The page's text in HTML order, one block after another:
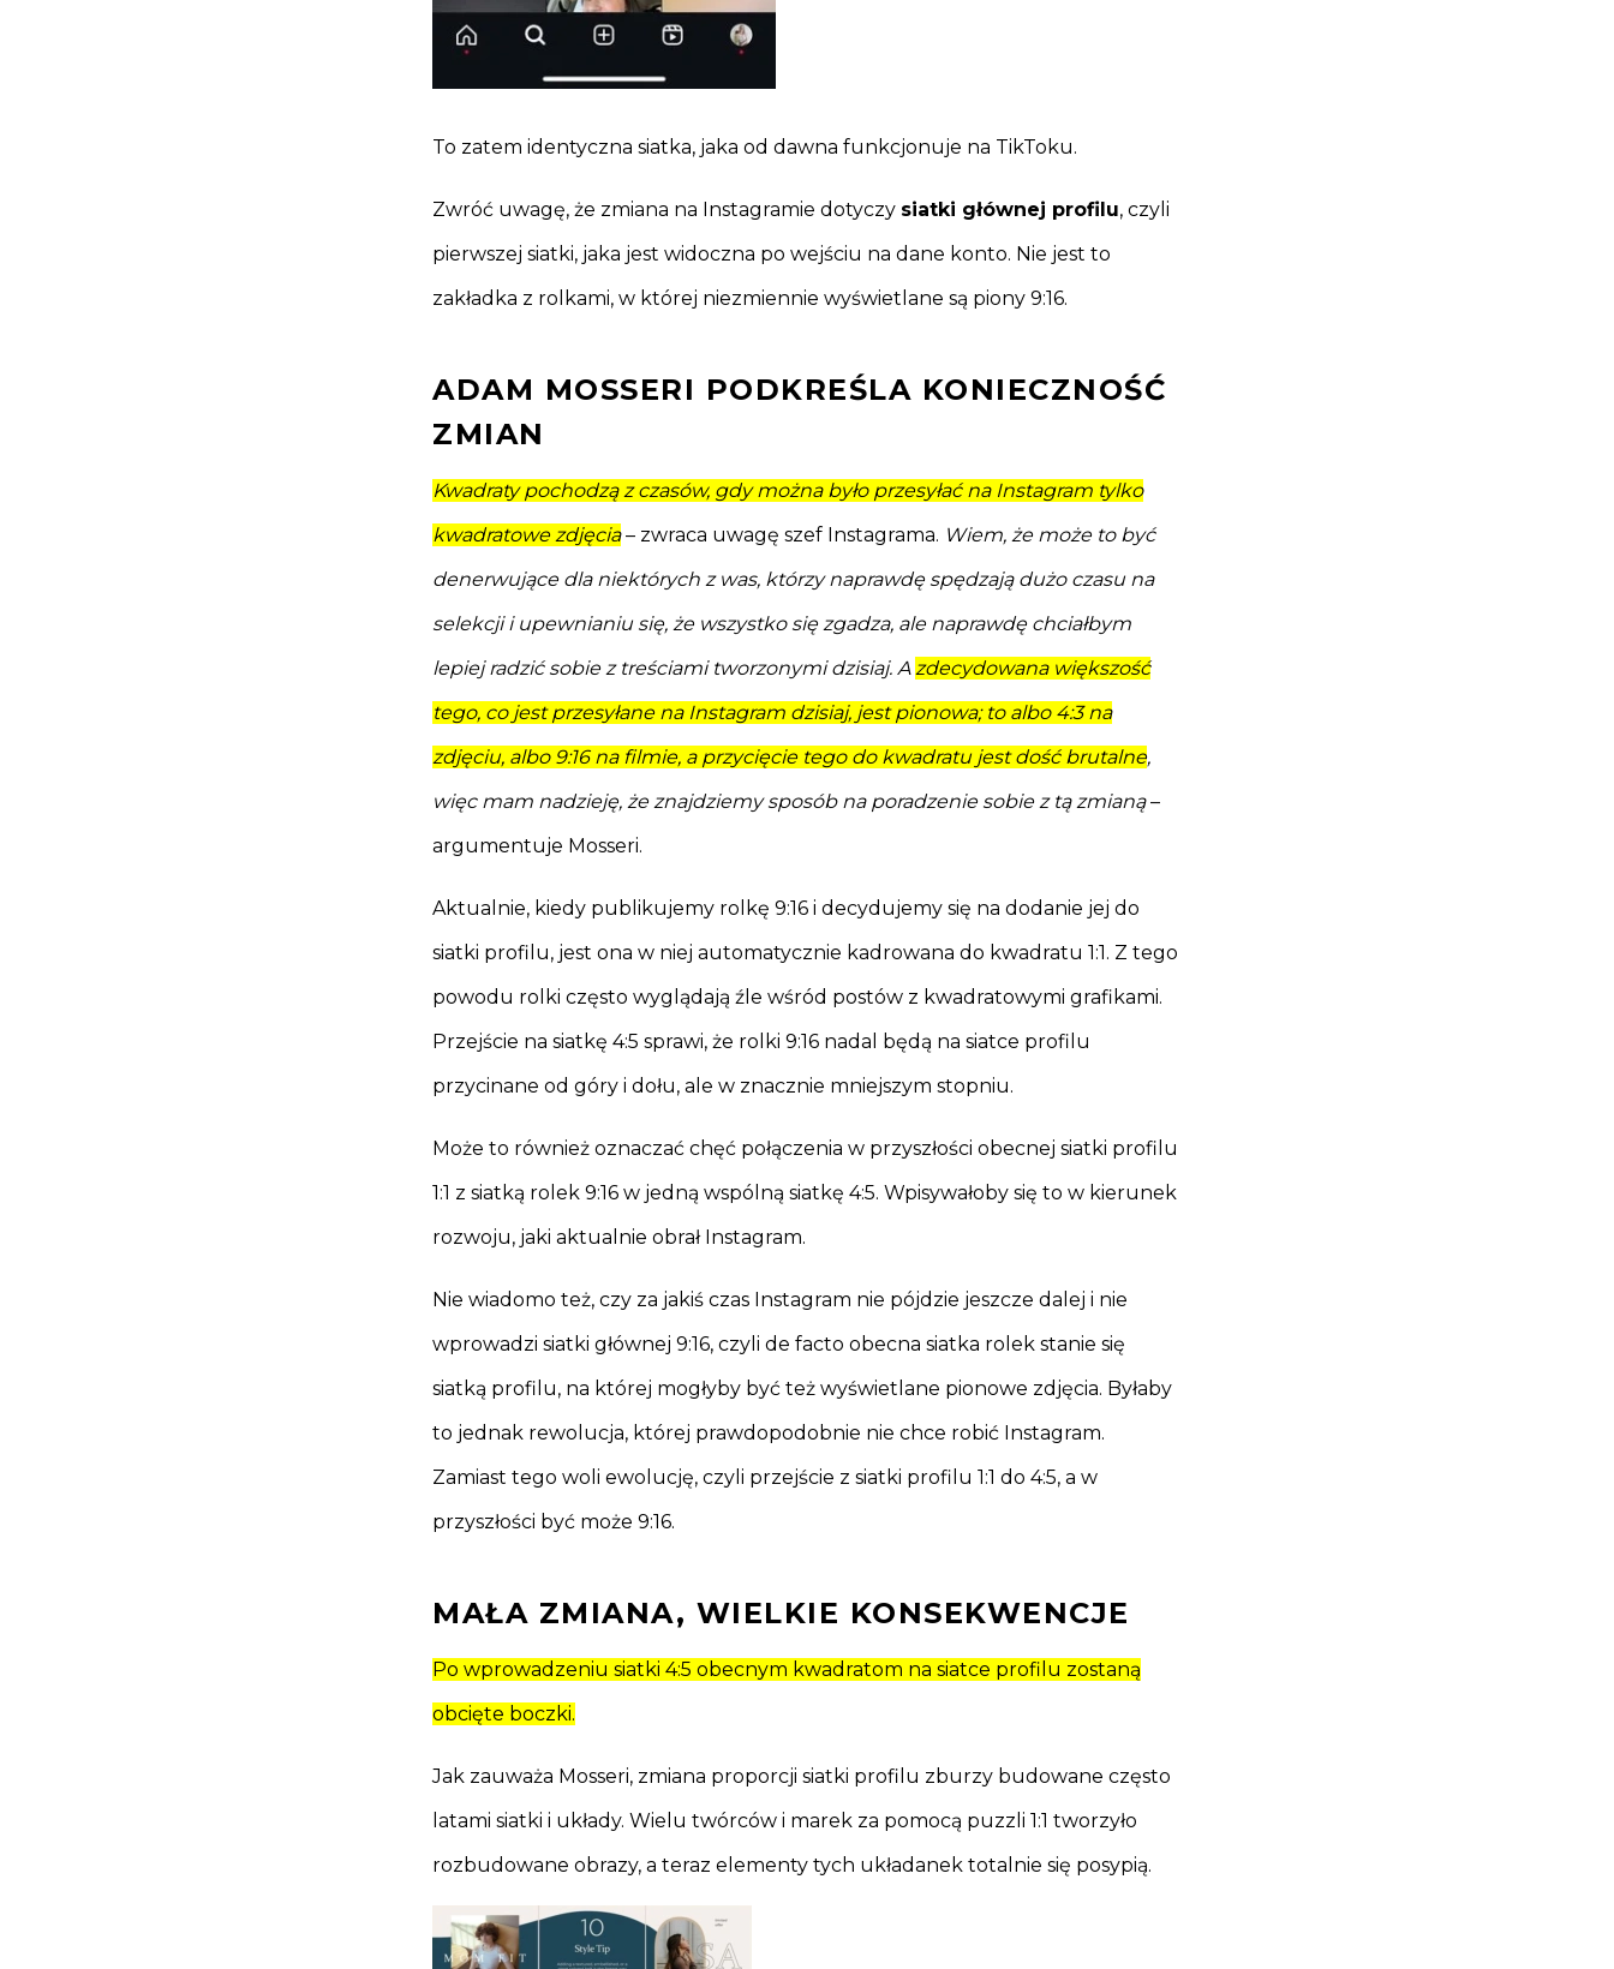
To zatem identyczna siatka, jaka od dawna funkcjonuje na TikToku.
Zwróć uwagę, że zmiana na Instagramie dotyczy siatki głównej profilu, czyli
pierwszej siatki, jaka jest widoczna po wejściu na dane konto. Nie jest to
zakładka z rolkami, w której niezmiennie wyświetlane są piony 9:16.
ADAM MOSSERI PODKREŚLA KONIECZNOŚĆ
ZMIAN
Kwadraty pochodzą z czasów, gdy można było przesyłać na Instagram tylko
kwadratowe zdjęcia– zwraca uwagę szef Instagrama. Wiem, że może to być
denerwujące dla niektórych z was, którzy naprawdę spędzają dużo czasu na
selekcji i upewnianiu się, że wszystko się zgadza, ale naprawdę chciałbym
lepiej radzić sobie z treściami tworzonymi dzisiaj. Azdecydowana większość
tego, co jest przesyłane na Instagram dzisiaj, jest pionowa; to albo 4:3 na
zdjęciu, albo 9:16 na filmie, a przycięcie tego do kwadratu jest dość brutalne,
więc mam nadzieję, że znajdziemy sposób na poradzenie sobie z tą zmianą–
argumentuje Mosseri.
Aktualnie, kiedy publikujemy rolkę 9:16 i decydujemy się na dodanie jej do
siatki profilu, jest ona w niej automatycznie kadrowana do kwadratu 1:1. Z tego
powodu rolki często wyglądają źle wśród postów z kwadratowymi grafikami.
Przejście na siatkę 4:5 sprawi, że rolki 9:16 nadal będą na siatce profilu
przycinane od góry i dołu, ale w znacznie mniejszym stopniu.
Może to również oznaczać chęć połączenia w przyszłości obecnej siatki profilu
1:1 z siatką rolek 9:16 w jedną wspólną siatkę 4:5. Wpisywałoby się to w kierunek
rozwoju, jaki aktualnie obrał Instagram.
Nie wiadomo też, czy za jakiś czas Instagram nie pójdzie jeszcze dalej i nie
wprowadzi siatki głównej 9:16, czyli de facto obecna siatka rolek stanie się
siatką profilu, na której mogłyby być też wyświetlane pionowe zdjęcia. Byłaby
to jednak rewolucja, której prawdopodobnie nie chce robić Instagram.
Zamiast tego woli ewolucję, czyli przejście z siatki profilu 1:1 do 4:5, a w
przyszłości być może 9:16.
MAŁA ZMIANA, WIELKIE KONSEKWENCJE
Po wprowadzeniu siatki 4:5 obecnym kwadratom na siatce profilu zostaną
obcięte boczki.
Jak zauważa Mosseri, zmiana proporcji siatki profilu zburzy budowane często
latami siatki i układy. Wielu twórców i marek za pomocą puzzli 1:1 tworzyło
rozbudowane obrazy, a teraz elementy tych układanek totalnie się posypią.